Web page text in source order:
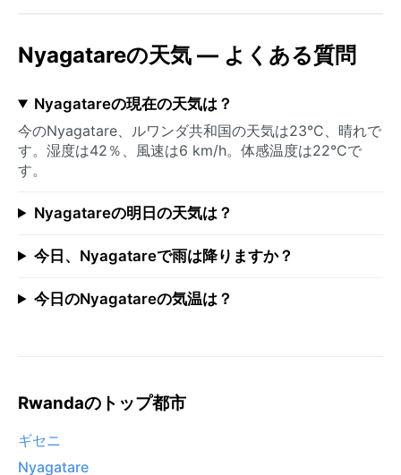
Nyagatareの天気 — よくある質問
Nyagatareの現在の天気は？
今のNyagatare、ルワンダ共和国の天気は23°C、晴れで
す。湿度は42％、風速は6 km/h。体感温度は22°Cで
す。
Nyagatareの明日の天気は？
今日、Nyagatareで雨は降りますか？
今日のNyagatareの気温は？
Rwandaのトップ都市
ギセニ
Nyagatare